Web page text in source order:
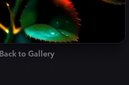
Back to Gallery